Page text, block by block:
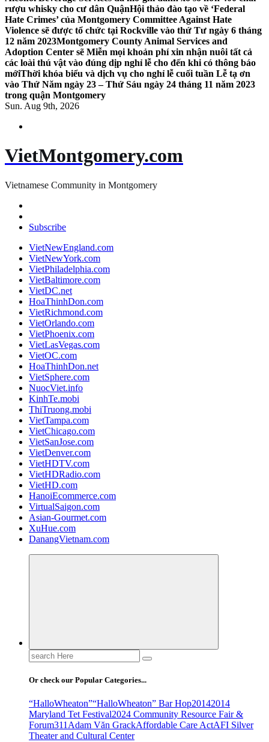
rượu whisky cho cư dân QuậnHội thảo đào tạo về ‘Federal
Hate Crimes’ của Montgomery Committee Against Hate
Violence sẽ được tổ chức tại Rockville vào thứ Tư ngày 6 tháng
12 năm 2023Montgomery County Animal Services and
Adoption Center sẽ Miễn mọi khoản phí xin nhận nuôi tất cả
các loài thú vật vào đúng dịp nghỉ lễ cho đến khi có thông báo
mớiThời khóa biểu và dịch vụ cho nghỉ lễ cuối tuần Lễ tạ ơn
vào Thứ Năm ngày 23 – Thứ Sáu ngày 24 tháng 11 năm 2023
trong quận Montgomery
Sun. Aug 9th, 2026
VietMontgomery.com
Vietnamese Community in Montgomery
Subscribe
VietNewEngland.com
VietNewYork.com
VietPhiladelphia.com
VietBaltimore.com
VietDC.net
HoaThinhDon.com
VietRichmond.com
VietOrlando.com
VietPhoenix.com
VietLasVegas.com
VietOC.com
HoaThinhDon.net
VietSphere.com
NuocViet.info
KinhTe.mobi
ThiTruong.mobi
VietTampa.com
VietChicago.com
VietSanJose.com
VietDenver.com
VietHDTV.com
VietHDRadio.com
VietHD.com
HanoiEcommerce.com
VirtualSaigon.com
Asian-Gourmet.com
XuHue.com
DanangVietnam.com
Search
for:
Or check our Popular Categories...
“HalloWheaton”“HalloWheaton” Bar Hop20142014
Maryland Tet Festival2024 Community Resource Fair &
Forum311 Adam Văn GrackAffordable Care ActAFI Silver
Theater and Cultural Center